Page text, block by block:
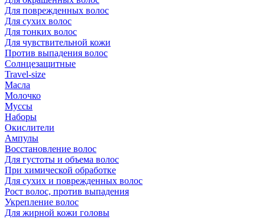
Для поврежденных волос
Для сухих волос
Для тонких волос
Для чувствительной кожи
Против выпадения волос
Солнцезащитные
Travel-size
Масла
Молочко
Муссы
Наборы
Окислители
Ампулы
Восстановление волос
Для густоты и объема волос
При химической обработке
Для сухих и поврежденных волос
Рост волос, против выпадения
Укрепление волос
Для жирной кожи головы